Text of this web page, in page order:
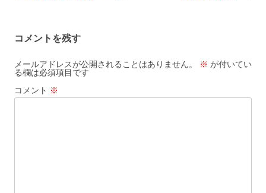
ビ
ゲ
ー
シ
コメントを残す
メールアドレスが公開されることはありません。 ※ が付いてい
る欄は必須項目です
コメント ※